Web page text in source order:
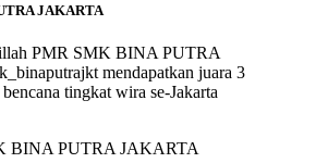
JAKARTA
PMR SMK BINA PUTRA
mendapatkan juara 3
tingkat wira se-Jakarta